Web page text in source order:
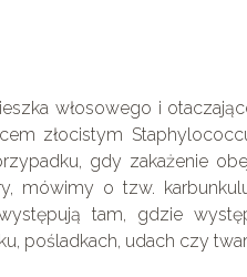
włosowego i
złocistym
gdy zakażenie
mówimy o tzw.
tam, gdzie
pośladkach, udach czy